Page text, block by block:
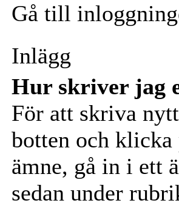
Gå till
Inlägg
Hur skriver jag
För att skriva
botten och
ämne, gå in i ett
sedan under